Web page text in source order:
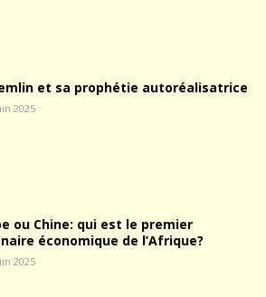
et sa prophétie autoréalisatrice
2025
ou Chine: qui est le premier
économique de l’Afrique?
2025